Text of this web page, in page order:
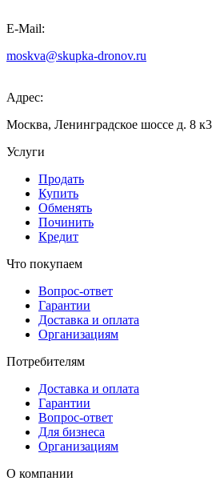
E-Mail:
moskva@skupka-dronov.ru
Адрес:
Москва, Ленинградское шоссе д. 8 к3
Услуги
Продать
Купить
Обменять
Починить
Кредит
Что покупаем
Вопрос-ответ
Гарантии
Доставка и оплата
Организациям
Потребителям
Доставка и оплата
Гарантии
Вопрос-ответ
Для бизнеса
Организациям
О компании